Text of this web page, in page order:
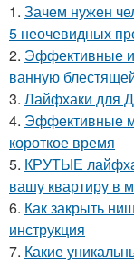
1. Зачем нужен
5 неочевидных
2. Эффективные
ванную
3. Лайфхаки для
4. Эффективные
короткое время
5. КРУТЫЕ
вашу квартиру в
6. Как закрыть
инструкция
7. Какие